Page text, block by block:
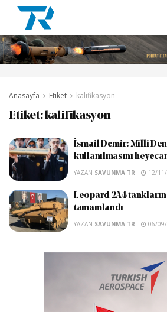
Anasayfa Etiket kalifikasyon
Etiket:kalifikasyon
İsmail Demir: Milli
kullanılmasını
YAZAN SAVUNMA TR 12/
Leopard 2A4
tamamlandı
YAZAN SAVUNMA TR 06/